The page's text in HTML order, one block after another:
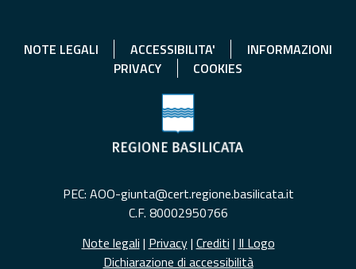
NOTE LEGALI ACCESSIBILITA'
INFORMAZIONI
PRIVACY
COOKIES
PEC: AOO-giunta@cert.regione.basilicata.it
C.F. 80002950766
Note legali | Privacy| Crediti | Il Logo
Dichiarazione di accessibilità